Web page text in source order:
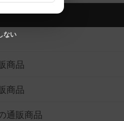
ない
商品
商品
通販商品